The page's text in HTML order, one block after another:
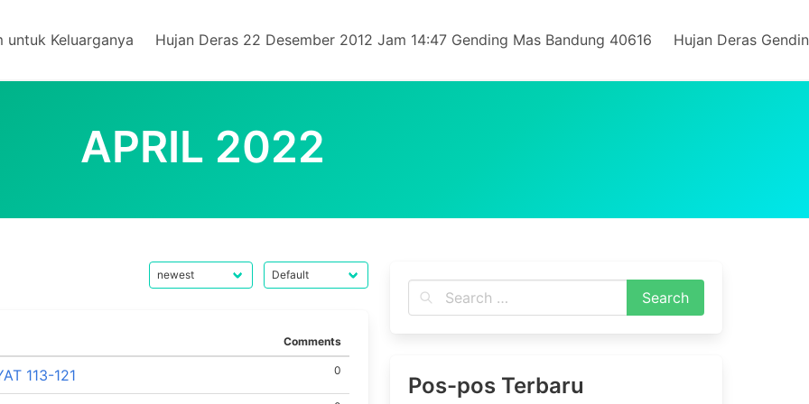
untuk Keluarganya Hujan Deras 22 Desember 2012 Jam 14:47 Gending Mas Bandung 40616 Hujan Deras
APRIL 2022
Comments
113-121 0
Pos-pos Terbaru